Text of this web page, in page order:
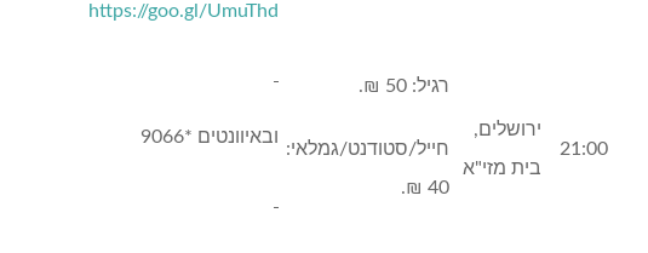
21:00
ירושלים,
בית מזי"א
רגיל: 50 ₪.
חייל/סטודנט/גמלאי:
40 ₪.
https://goo.gl/UmuThd
ובאיוונטים *9066